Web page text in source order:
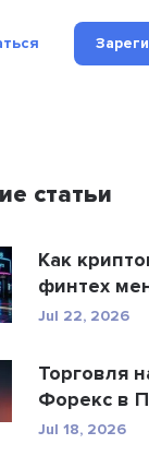
статьи
Как
финтех
Jul 22, 2026
Торговля
Форекс в
Jul 18, 2026